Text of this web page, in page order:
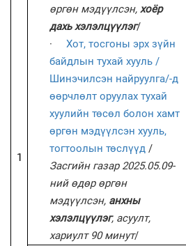
1
өргөн мэдүүлсэн,хоёр
дахь хэлэлцүүлэг/
·
Хот, тосгоны эрх зүйн
байдлын тухай хууль /
Шинэчилсэн найруулга/-д
өөрчлөлт оруулах тухай
хуулийн төсөл болон хамт
өргөн мэдүүлсэн хууль,
тогтоолын төслүүд /
Засгийн газар 2025.05.09-
ний өдөр өргөн
мэдүүлсэн, анхны
хэлэлцүүлэг, асуулт,
хариулт 90 минут/